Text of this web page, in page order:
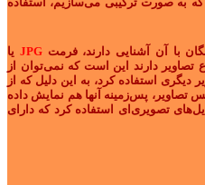
با آن آشنایی دارند، فرمتJPG یا
دارند این است که نمی‌توان از
دیگری استفاده کرد، به این دلیل که از
تصاویر، پس‌زمینه آنها هم نمایش داده
تصویری‌ای استفاده کرد که دارای